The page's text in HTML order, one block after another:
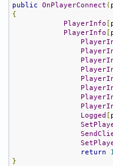
public OnPlayerConnect (
{
PlayerInfo [
PlayerInfo [
Logged [
return
}